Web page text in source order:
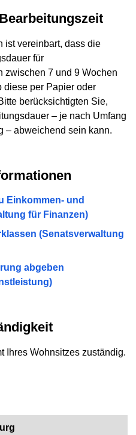
ist vereinbart, dass die
für
zwischen 7 und 9 Wochen
diese per Papier oder
berücksichtigten Sie,
– je nach Umfang
– abweichend sein kann.
Einkommen- und
für Finanzen)
(Senatsverwaltung
abgeben
Ihres Wohnsitzes zuständig.